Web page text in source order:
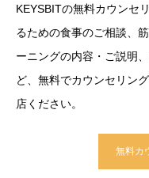
KEYSBITの無料カウンセ
るための食事のご相談、
ーニングの内容・ご説明
ど、無料でカウンセリン
店ください。
無料カ